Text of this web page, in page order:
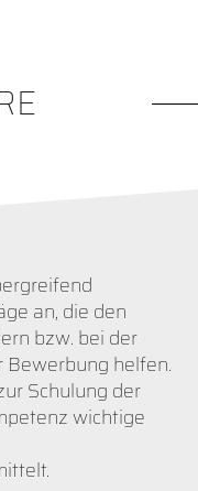
an, die den
bzw. bei der
helfen.
Schulung der
wichtige